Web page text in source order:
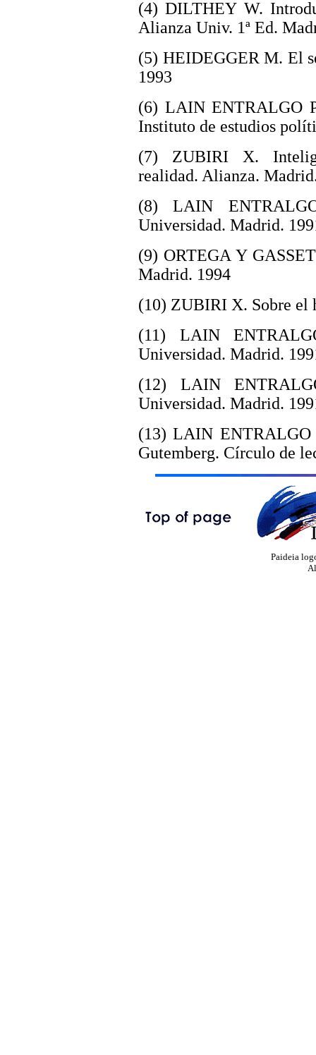
(4) DILTHEY W.
Alianza Univ. 1ª Ed.
(5) HEIDEGGER M. El
1993
(6) LAIN ENTRALGO
Instituto de estudios
(7) ZUBIRI X.
realidad. Alianza.
(8) LAIN
Universidad. Madrid.
(9) ORTEGA Y
Madrid. 1994
(10) ZUBIRI X. Sobre el
(11) LAIN
Universidad. Madrid.
(12) LAIN
Universidad. Madrid.
(13) LAIN ENTRALGO
Gutemberg. Círculo de
Paideia